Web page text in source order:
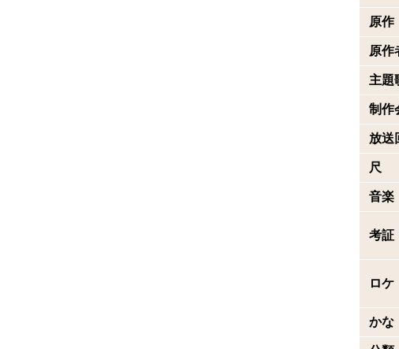
原作
原作
主題
制作
放送
尺
音楽
考証
ロケ
かな